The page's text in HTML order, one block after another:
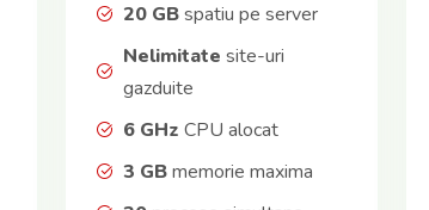
20 GBspatiu pe server
Nelimitate site-uri
gazduite
6 GHz CPU alocat
3 GBmemorie maxima